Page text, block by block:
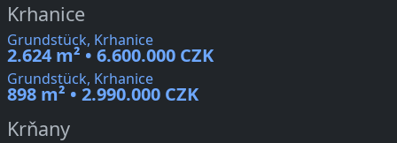
Krhanice
Grundstück, Krhanice
2.624 m² • 6.600.000 CZK
Grundstück, Krhanice
898 m² • 2.990.000 CZK
Krňany